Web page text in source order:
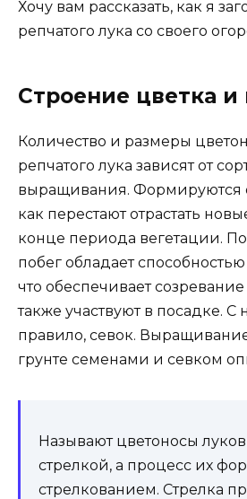
Хочу вам рассказать, как я
репчатого лука со своего
Строение цветка и
Количество и размеры
репчатого лука зависят от
выращивания. Формируются
как перестают отрастать
конце периода вегетации.
побег обладает
что обеспечивает
также участвуют в посадке. С
правило, севок.
грунте семенами и севком
Называют цветоносы
стрелкой, а процесс их
стрелкованием. Стрелка